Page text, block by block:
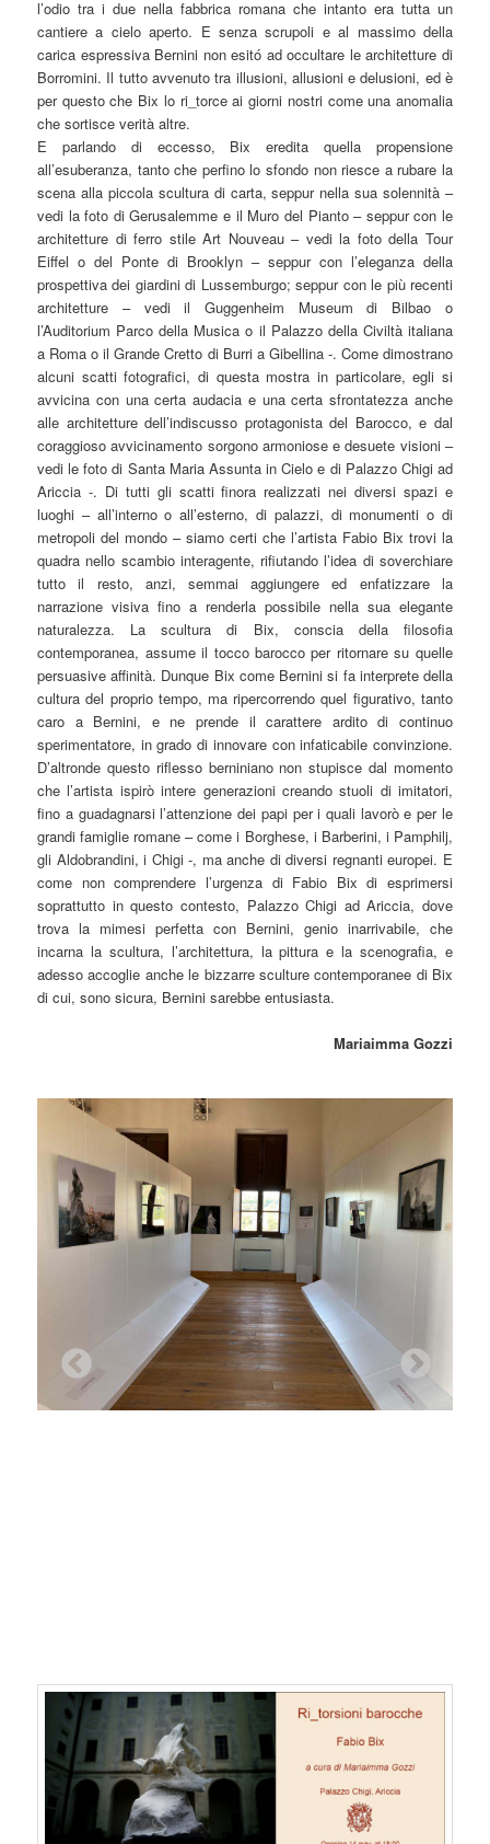
l’odio tra i due nella fabbrica romana che intanto era tutta un
cantiere a cielo aperto. E senza scrupoli e al massimo della
carica espressiva Bernini non esitó ad occultare le architetture di
Borromini. Il tutto avvenuto tra illusioni, allusioni e delusioni, ed è
per questo che Bix lo ri_torce ai giorni nostri come una anomalia
che sortisce verità altre.
E parlando di eccesso, Bix eredita quella propensione
all’esuberanza, tanto che perfino lo sfondo non riesce a rubare la
scena alla piccola scultura di carta, seppur nella sua solennità –
vedi la foto di Gerusalemme e il Muro del Pianto – seppur con le
architetture di ferro stile Art Nouveau – vedi la foto della Tour
Eiffel o del Ponte di Brooklyn – seppur con l’eleganza della
prospettiva dei giardini di Lussemburgo; seppur con le più recenti
architetture – vedi il Guggenheim Museum di Bilbao o
l’Auditorium Parco della Musica o il Palazzo della Civiltà italiana
a Roma o il Grande Cretto di Burri a Gibellina -. Come dimostrano
alcuni scatti fotografici, di questa mostra in particolare, egli si
avvicina con una certa audacia e una certa sfrontatezza anche
alle architetture dell’indiscusso protagonista del Barocco, e dal
coraggioso avvicinamento sorgono armoniose e desuete visioni –
vedi le foto di Santa Maria Assunta in Cielo e di Palazzo Chigi ad
Ariccia -. Di tutti gli scatti finora realizzati nei diversi spazi e
luoghi – all’interno o all’esterno, di palazzi, di monumenti o di
metropoli del mondo – siamo certi che l’artista Fabio Bix trovi la
quadra nello scambio interagente, rifiutando l’idea di soverchiare
tutto il resto, anzi, semmai aggiungere ed enfatizzare la
narrazione visiva fino a renderla possibile nella sua elegante
naturalezza. La scultura di Bix, conscia della filosofia
contemporanea, assume il tocco barocco per ritornare su quelle
persuasive affinità. Dunque Bix come Bernini si fa interprete della
cultura del proprio tempo, ma ripercorrendo quel figurativo, tanto
caro a Bernini, e ne prende il carattere ardito di continuo
sperimentatore, in grado di innovare con infaticabile convinzione.
D’altronde questo riflesso berniniano non stupisce dal momento
che l’artista ispirò intere generazioni creando stuoli di imitatori,
fino a guadagnarsi l’attenzione dei papi per i quali lavorò e per le
grandi famiglie romane – come i Borghese, i Barberini, i Pamphilj,
gli Aldobrandini, i Chigi -, ma anche di diversi regnanti europei. E
come non comprendere l’urgenza di Fabio Bix di esprimersi
soprattutto in questo contesto, Palazzo Chigi ad Ariccia, dove
trova la mimesi perfetta con Bernini, genio inarrivabile, che
incarna la scultura, l’architettura, la pittura e la scenografia, e
adesso accoglie anche le bizzarre sculture contemporanee di Bix
di cui, sono sicura, Bernini sarebbe entusiasta.
Mariaimma Gozzi